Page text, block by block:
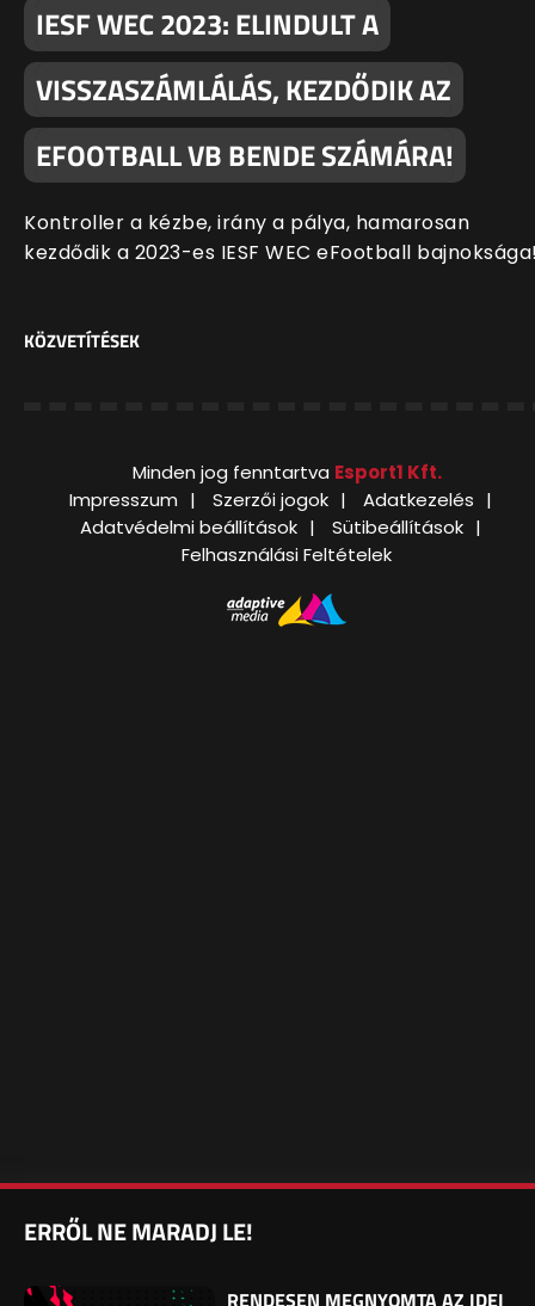
IESF WEC 2023: ELINDULT A
VISSZASZÁMLÁLÁS, KEZDŐDIK AZ
EFOOTBALL VB BENDE SZÁMÁRA!
Kontroller a kézbe, irány a pálya, hamarosan
kezdődik a 2023-es IESF WEC eFootball
KÖZVETÍTÉSEK
Minden jog fenntartva Esport1 Kft.
Impresszum
Szerzői jogok
Adatkezelés
Adatvédelmi beállítások
Sütibeállítások
Felhasználási Feltételek
ERRŐL NE MARADJ LE!
RENDESEN MEGNYOMTA AZ IDEI